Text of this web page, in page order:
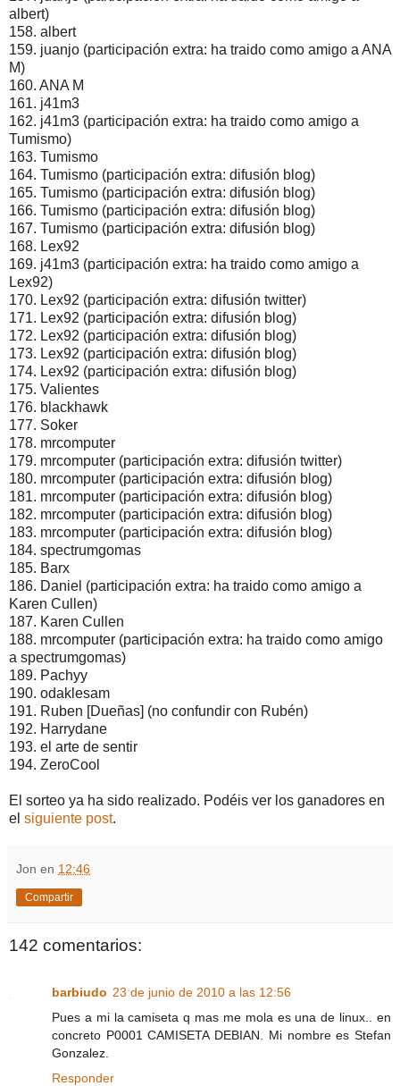
albert)
158. albert
159. juanjo (participación extra: ha traido como amigo a ANA
M)
160. ANA M
161. j41m3
162. j41m3 (participación extra: ha traido como amigo a
Tumismo)
163. Tumismo
164. Tumismo (participación extra: difusión blog)
165. Tumismo (participación extra: difusión blog)
166. Tumismo (participación extra: difusión blog)
167. Tumismo (participación extra: difusión blog)
168. Lex92
169. j41m3 (participación extra: ha traido como amigo a
Lex92)
170. Lex92 (participación extra: difusión twitter)
171. Lex92 (participación extra: difusión blog)
172. Lex92 (participación extra: difusión blog)
173. Lex92 (participación extra: difusión blog)
174. Lex92 (participación extra: difusión blog)
175. Valientes
176. blackhawk
177. Soker
178. mrcomputer
179. mrcomputer (participación extra: difusión twitter)
180. mrcomputer (participación extra: difusión blog)
181. mrcomputer (participación extra: difusión blog)
182. mrcomputer (participación extra: difusión blog)
183. mrcomputer (participación extra: difusión blog)
184. spectrumgomas
185. Barx
186. Daniel (participación extra: ha traido como amigo a
Karen Cullen)
187. Karen Cullen
188. mrcomputer (participación extra: ha traido como amigo
a spectrumgomas)
189. Pachyy
190. odaklesam
191. Ruben [Dueñas] (no confundir con Rubén)
192. Harrydane
193. el arte de sentir
194. ZeroCool
El sorteo ya ha sido realizado. Podéis ver los ganadores en
el siguiente post.
Jon en 12:46
Compartir
142 comentarios:
barbiudo 23 de junio de 2010 a las 12:56
Pues a mi la camiseta q mas me mola es una de linux.. en
concreto P0001 CAMISETA DEBIAN. Mi nombre es Stefan
Gonzalez.
Responder